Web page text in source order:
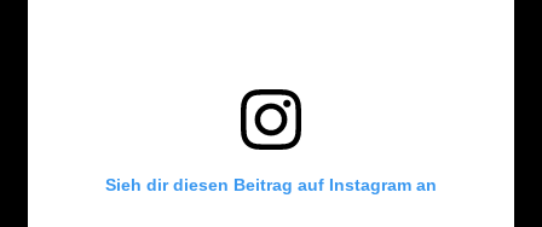
Sieh dir diesen Beitrag auf Instagram an